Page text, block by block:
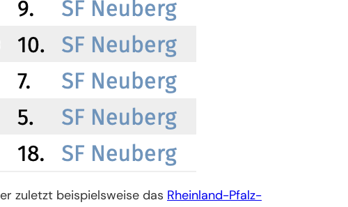
zuletzt beispielsweise das Rheinland-Pfalz-